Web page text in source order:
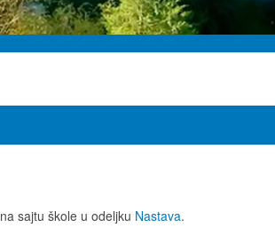
sajtu škole u odeljku Nastava.